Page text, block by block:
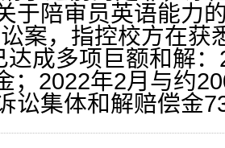
于陪审员英语能力
案，指控校方在获
成多项巨额和解
；2022年2月与约
讼集体和解赔偿金